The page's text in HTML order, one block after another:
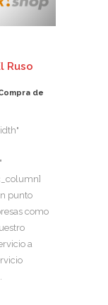
Ruso
de
punto
como
a